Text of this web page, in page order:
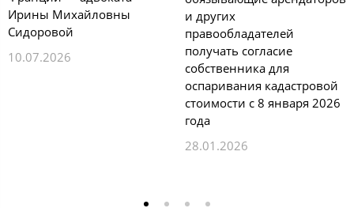
Ирины Михайловны
Сидоровой
10.07.2026
и других
правообладателей
получать согласие
собственника для
оспаривания кадастровой
стоимости с 8 января 2026
года
28.01.2026